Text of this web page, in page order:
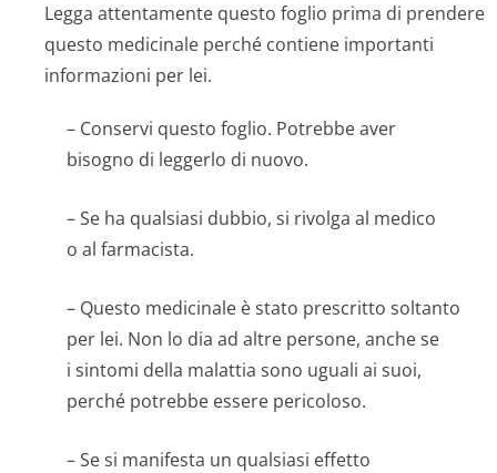
Legga attentamente questo foglio prima di prendere
questo medicinale perché contiene importanti
informazioni per lei.
– Conservi questo foglio. Potrebbe aver
bisogno di leggerlo di nuovo.
– Se ha qualsiasi dubbio, si rivolga al medico
o al farmacista.
– Questo medicinale è stato prescritto soltanto
per lei. Non lo dia ad altre persone, anche se
i sintomi della malattia sono uguali ai suoi,
perché potrebbe essere pericoloso.
– Se si manifesta un qualsiasi effetto